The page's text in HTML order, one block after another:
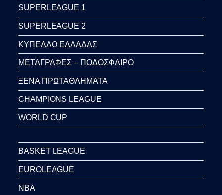
SUPERLEAGUE 1
SUPERLEAGUE 2
ΚΥΠΕΛΛΟ ΕΛΛΑΔΑΣ
ΜΕΤΑΓΡΑΦΕΣ – ΠΟΔΟΣΦΑΙΡΟ
ΞΕΝΑ ΠΡΩΤΑΘΛΗΜΑΤΑ
CHAMPIONS LEAGUE
WORLD CUP
BASKET LEAGUE
EUROLEAGUE
NBA